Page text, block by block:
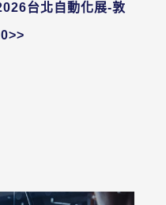
台北自動化展-敦